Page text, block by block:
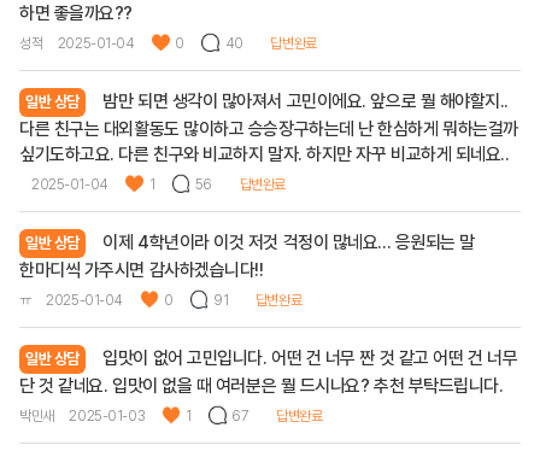
하면 좋을까요??
성적 2025-01-04 0 40 답변완료
일반 상담
밤만 되면 생각이 많아져서 고민이에요. 앞으로 뭘 해야할지..
다른 친구는 대외활동도 많이하고 승승장구하는데 난 한심하게 뭐하는걸까
싶기도하고요. 다른 친구와 비교하지 말자. 하지만 자꾸 비교하게 되네요..
2025-01-04 1 56 답변완료
일반 상담
이제 4학년이라 이것 저것 걱정이 많네요... 응원되는 말
한마디씩 가주시면 감사하겠습니다!!
ㅠ 2025-01-04 0 91 답변완료
일반 상담
입맛이 없어 고민입니다. 어떤 건 너무 짠 것 같고 어떤 건 너무
단 것 같네요. 입맛이 없을 때 여러분은 뭘 드시나요? 추천 부탁드립니다.
박민새 2025-01-03 1 67 답변완료